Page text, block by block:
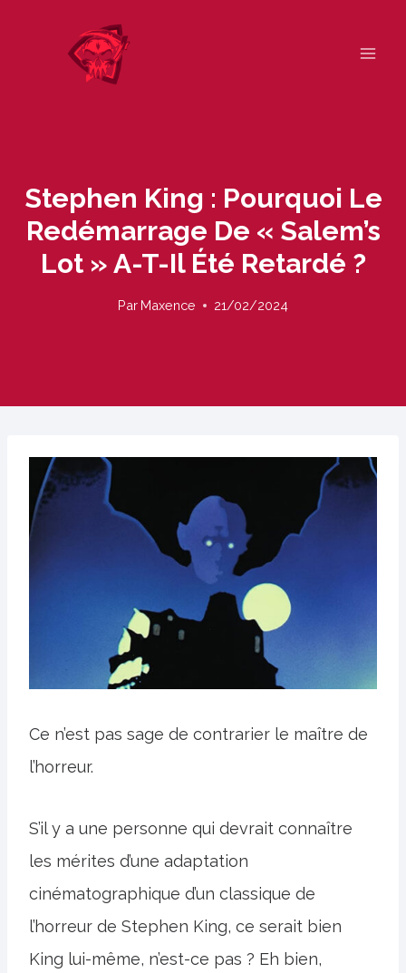
Stephen King : Pourquoi Le
Redémarrage De « Salem’s
Lot » A-T-Il Été Retardé ?
Par Maxence 21/02/2024
Ce n’est pas sage de contrarier le maître de
l’horreur.
S’il y a une personne qui devrait connaître
les mérites d’une adaptation
cinématographique d’un classique de
l’horreur de Stephen King, ce serait bien
King lui-même, n’est-ce pas ? Eh bien,